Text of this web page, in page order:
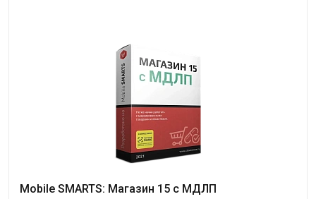
Mobile SMARTS: Магазин 15 с МДЛП